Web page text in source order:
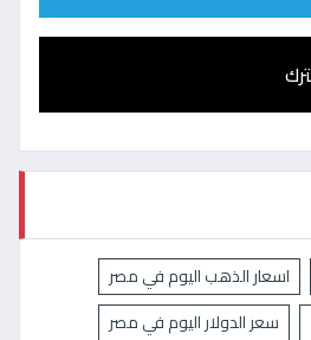
اسعار الذهب اليوم في مصر
سعر الدولار اليوم في مصر